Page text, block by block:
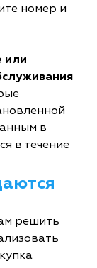
номер и
или
в
в течение
решить